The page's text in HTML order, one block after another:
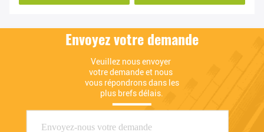
Envoyez votre demande
Veuillez nous envoyer
votre demande et nous
vous répondrons dans les
plus brefs délais.